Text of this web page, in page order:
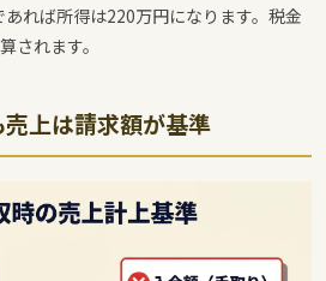
れば所得は220万円になります。税金
されます。
上は請求額が基準